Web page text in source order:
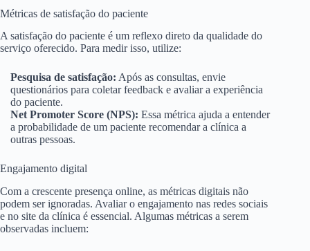
Métricas de satisfação do paciente
A satisfação do paciente é um reflexo direto da qualidade do
serviço oferecido. Para medir isso, utilize:
Pesquisa de satisfação: Após as consultas, envie
questionários para coletar feedback e avaliar a experiência
do paciente.
Net Promoter Score (NPS): Essa métrica ajuda a entender
a probabilidade de um paciente recomendar a clínica a
outras pessoas.
Engajamento digital
Com a crescente presença online, as métricas digitais não
podem ser ignoradas. Avaliar o engajamento nas redes sociais
e no site da clínica é essencial. Algumas métricas a serem
observadas incluem: